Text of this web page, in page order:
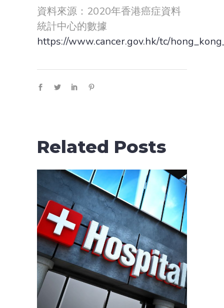
資料來源：2020年香港癌症資料
統計中心的數據
https://www.cancer.gov.hk/tc/
Related Posts